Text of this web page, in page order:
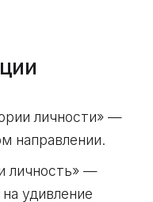
личности» —
направлении.
личность» —
удивление